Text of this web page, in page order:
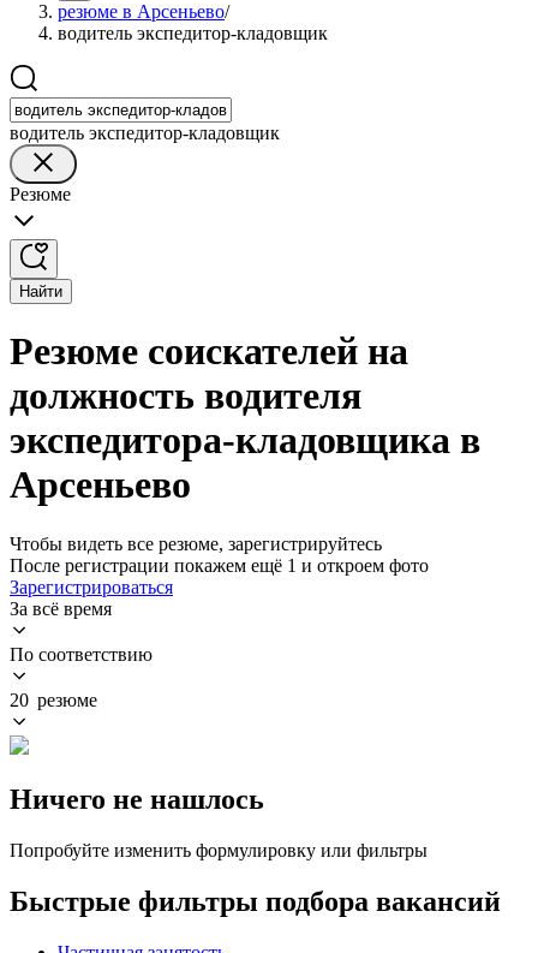
резюме в Арсеньево/
водитель экспедитор-кладовщик
водитель экспедитор-кладовщик
Резюме
Найти
Резюме соискателей на
должность водителя
экспедитора-кладовщика в
Арсеньево
Чтобы видеть все резюме, зарегистрируйтесь
После регистрации покажем ещё 1 и откроем фото
Зарегистрироваться
За всё время
По соответствию
20 резюме
Ничего не нашлось
Попробуйте изменить формулировку или фильтры
Быстрые фильтры подбора вакансий